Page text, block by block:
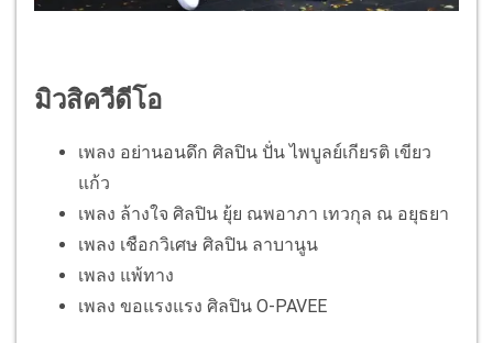
มิวสิควีดีโอ
เพลง อย่านอนดึก ศิลปิน ปั่น ไพบูลย์เกียรติ เขียว
แก้ว
เพลง ล้างใจ ศิลปิน ยุ้ย ณพอาภา เทวกุล ณ อยุธยา
เพลง เชือกวิเศษ ศิลปิน ลาบานูน
เพลง แพ้ทาง
เพลง ขอแรงแรง ศิลปิน O-PAVEE